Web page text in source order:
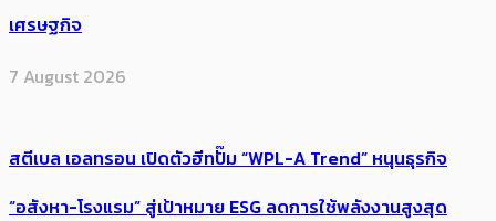
เศรษฐกิจ
7 August 2026
สตีเบล เอลทรอน เปิดตัวฮีทปั๊ม “WPL-A Trend” หนุนธุรกิจ
“อสังหา-โรงแรม” สู่เป้าหมาย ESG ลดการใช้พลังงานสูงสุด